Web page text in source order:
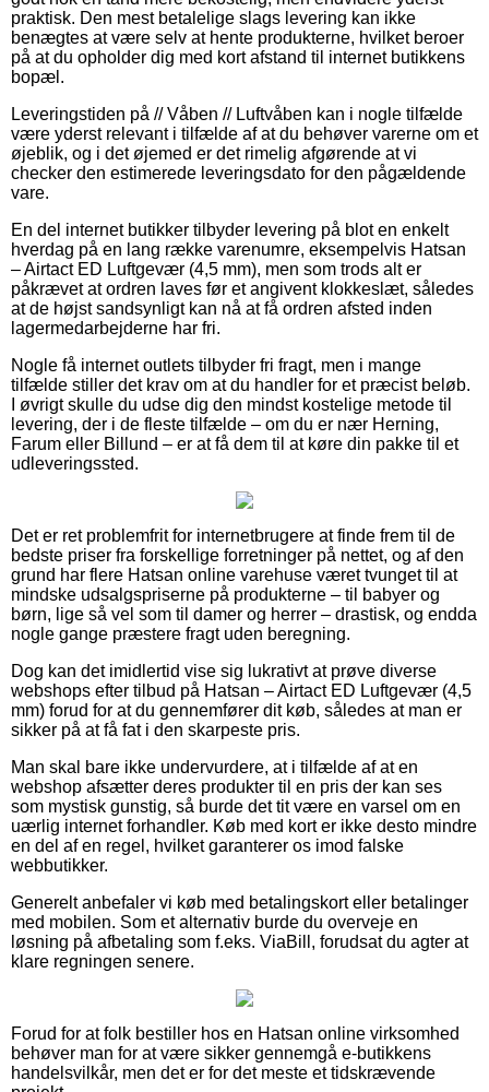
praktisk. Den mest betalelige slags levering kan ikke
benægtes at være selv at hente produkterne, hvilket beroer
på at du opholder dig med kort afstand til internet butikkens
bopæl.
Leveringstiden på // Våben // Luftvåben kan i nogle tilfælde
være yderst relevant i tilfælde af at du behøver varerne om et
øjeblik, og i det øjemed er det rimelig afgørende at vi
checker den estimerede leveringsdato for den pågældende
vare.
En del internet butikker tilbyder levering på blot en enkelt
hverdag på en lang række varenumre, eksempelvis Hatsan
– Airtact ED Luftgevær (4,5 mm), men som trods alt er
påkrævet at ordren laves før et angivent klokkeslæt, således
at de højst sandsynligt kan nå at få ordren afsted inden
lagermedarbejderne har fri.
Nogle få internet outlets tilbyder fri fragt, men i mange
tilfælde stiller det krav om at du handler for et præcist beløb.
I øvrigt skulle du udse dig den mindst kostelige metode til
levering, der i de fleste tilfælde – om du er nær Herning,
Farum eller Billund – er at få dem til at køre din pakke til et
udleveringssted.
Det er ret problemfrit for internetbrugere at finde frem til de
bedste priser fra forskellige forretninger på nettet, og af den
grund har flere Hatsan online varehuse været tvunget til at
mindske udsalgspriserne på produkterne – til babyer og
børn, lige så vel som til damer og herrer – drastisk, og endda
nogle gange præstere fragt uden beregning.
Dog kan det imidlertid vise sig lukrativt at prøve diverse
webshops efter tilbud på Hatsan – Airtact ED Luftgevær (4,5
mm) forud for at du gennemfører dit køb, således at man er
sikker på at få fat i den skarpeste pris.
Man skal bare ikke undervurdere, at i tilfælde af at en
webshop afsætter deres produkter til en pris der kan ses
som mystisk gunstig, så burde det tit være en varsel om en
uærlig internet forhandler. Køb med kort er ikke desto mindre
en del af en regel, hvilket garanterer os imod falske
webbutikker.
Generelt anbefaler vi køb med betalingskort eller betalinger
med mobilen. Som et alternativ burde du overveje en
løsning på afbetaling som f.eks. ViaBill, forudsat du agter at
klare regningen senere.
Forud for at folk bestiller hos en Hatsan online virksomhed
behøver man for at være sikker gennemgå e-butikkens
handelsvilkår, men det er for det meste et tidskrævende